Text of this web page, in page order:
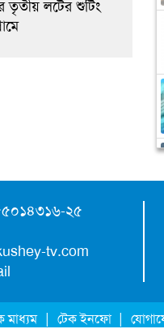
তৃতীয় লটের শুটিং
২৫
tv.com
মাধ্যম | টেক ইনফো |